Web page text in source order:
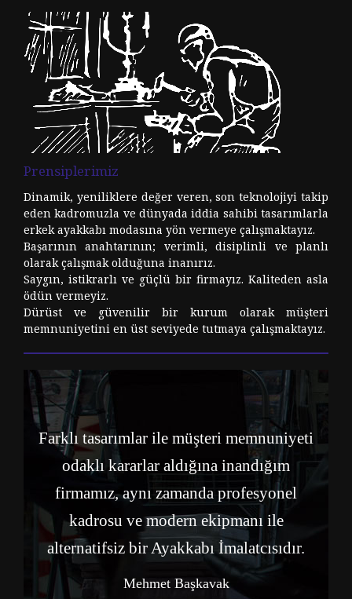
Prensiplerimiz
Dinamik, yeniliklere değer veren, son teknolojiyi takip
eden kadromuzla ve dünyada iddia sahibi tasarımlarla
erkek ayakkabı modasına yön vermeye çalışmaktayız.
Başarının anahtarının; verimli, disiplinli ve planlı
olarak çalışmak olduğuna inanırız.
Saygın, istikrarlı ve güçlü bir firmayız. Kaliteden asla
ödün vermeyiz.
Dürüst ve güvenilir bir kurum olarak müşteri
memnuniyetini en üst seviyede tutmaya çalışmaktayız.
Farklı tasarımlar ile müşteri memnuniyeti
odaklı kararlar aldığına inandığım
firmamız, aynı zamanda profesyonel
kadrosu ve modern ekipmanı ile
alternatifsiz bir Ayakkabı İmalatcısıdır.
Mehmet Başkavak